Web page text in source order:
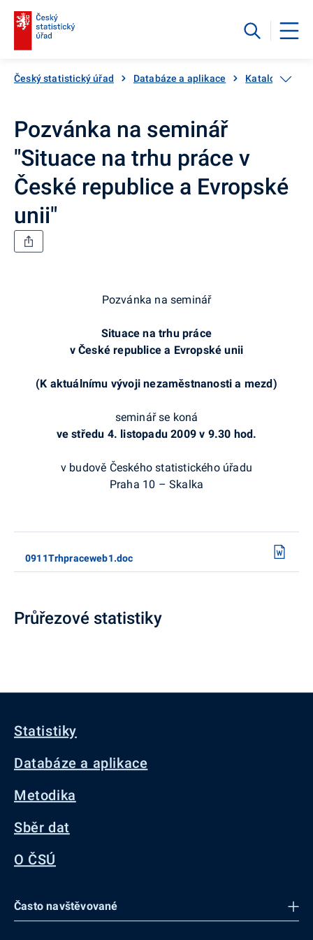
Český statistický úřad Databáze a aplikace Katalog
Pozvánka na seminář
"Situace na trhu práce v
České republice a Evropské
unii"
Pozvánka na seminář
Situace na trhu práce
v České republice a Evropské unii
(K aktuálnímu vývoji nezaměstnanosti a mezd)
seminář se koná
ve středu 4. listopadu 2009 v 9.30 hod.
v budově Českého statistického úřadu
Praha 10 – Skalka
0911Trhpraceweb1.doc
Průřezové statistiky
Statistiky
Databáze a aplikace
Metodika
Sběr dat
O ČSÚ
Často navštěvované